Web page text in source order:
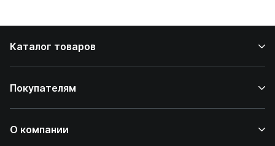
Каталог товаров
Покупателям
О компании